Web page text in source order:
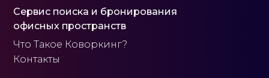
Сервис поиска и бронирования
офисных пространств
Что Такое Коворкинг?
Контакты